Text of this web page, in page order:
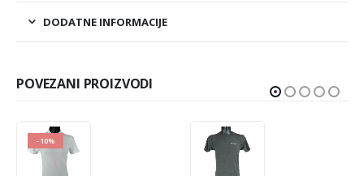
DODATNE INFORMACIJE
POVEZANI PROIZVODI
-10%